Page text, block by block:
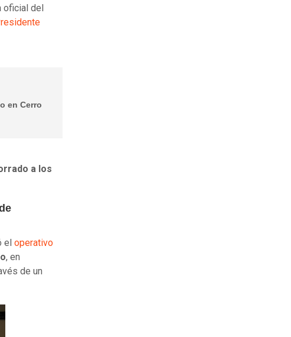
oficial del
en Cerro
a los
el operativo
, en
de un